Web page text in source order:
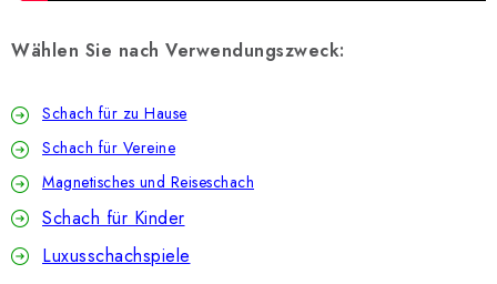
Wählen Sie nach Verwendungszweck:
Schach für zu Hause
Schach für Vereine
Magnetisches und Reiseschach
Schach für Kinder
Luxusschachspiele